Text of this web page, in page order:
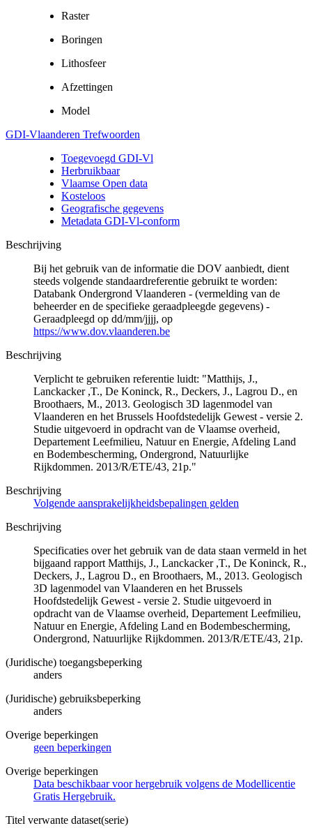
Raster
Boringen
Lithosfeer
Afzettingen
Model
GDI-Vlaanderen Trefwoorden
Toegevoegd GDI-Vl
Herbruikbaar
Vlaamse Open data
Kosteloos
Geografische gegevens
Metadata GDI-Vl-conform
Beschrijving
Bij het gebruik van de informatie die DOV aanbiedt, dient
steeds volgende standaardreferentie gebruikt te worden:
Databank Ondergrond Vlaanderen - (vermelding van de
beheerder en de specifieke geraadpleegde gegevens) -
Geraadpleegd op dd/mm/jjjj, op
https://www.dov.vlaanderen.be
Beschrijving
Verplicht te gebruiken referentie luidt: "Matthijs, J.,
Lanckacker ,T., De Koninck, R., Deckers, J., Lagrou D., en
Broothaers, M., 2013. Geologisch 3D lagenmodel van
Vlaanderen en het Brussels Hoofdstedelijk Gewest - versie 2.
Studie uitgevoerd in opdracht van de Vlaamse overheid,
Departement Leefmilieu, Natuur en Energie, Afdeling Land
en Bodembescherming, Ondergrond, Natuurlijke
Rijkdommen. 2013/R/ETE/43, 21p."
Beschrijving
Volgende aansprakelijkheidsbepalingen gelden
Beschrijving
Specificaties over het gebruik van de data staan vermeld in het
bijgaand rapport Matthijs, J., Lanckacker ,T., De Koninck, R.,
Deckers, J., Lagrou D., en Broothaers, M., 2013. Geologisch
3D lagenmodel van Vlaanderen en het Brussels
Hoofdstedelijk Gewest - versie 2. Studie uitgevoerd in
opdracht van de Vlaamse overheid, Departement Leefmilieu,
Natuur en Energie, Afdeling Land en Bodembescherming,
Ondergrond, Natuurlijke Rijkdommen. 2013/R/ETE/43, 21p.
(Juridische) toegangsbeperking
anders
(Juridische) gebruiksbeperking
anders
Overige beperkingen
geen beperkingen
Overige beperkingen
Data beschikbaar voor hergebruik volgens de Modellicentie
Gratis Hergebruik.
Titel verwante dataset(serie)